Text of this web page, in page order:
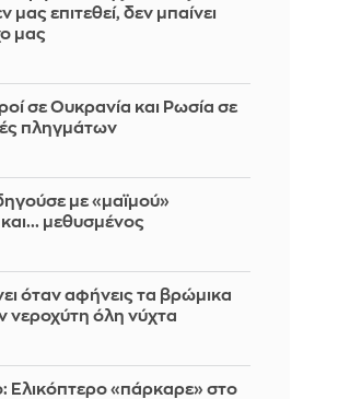
μας επιτεθεί, δεν μπαίνει
μας
σε Ουκρανία και Ρωσία σε
πληγμάτων
με «μαϊμού»
και... μεθυσμένος
όταν αφήνεις τα βρώμικα
νεροχύτη όλη νύχτα
Ελικόπτερο «πάρκαρε» στο